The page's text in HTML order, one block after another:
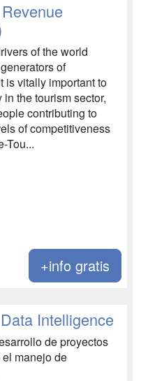
of the world
of
is vitally important to
the tourism sector,
contributing to
of competitiveness
Tou...
+info gratis
Intelligence
de proyectos
manejo de